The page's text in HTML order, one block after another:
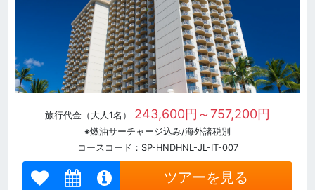
旅行代金（大人1名） 243,600円～757,200円
※燃油サーチャージ込み/海外諸税別
コースコード：SP-HNDHNL-JL-IT-007
ツアーを見る